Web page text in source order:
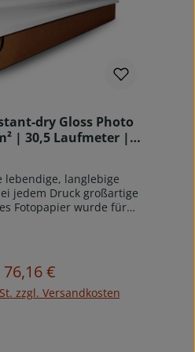
dry Gloss Photo
| 30,5 Laufmeter |
lebendige, langlebige
jedem Druck großartige
Fotopapier wurde für
und lebendige,
erzielt.Steigern Sie die
Sie eine höhere
Preis:
76,16 €
zzgl. Versandkosten